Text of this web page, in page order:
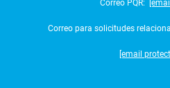
Correo PQR:
Correo para solicitudes
[email